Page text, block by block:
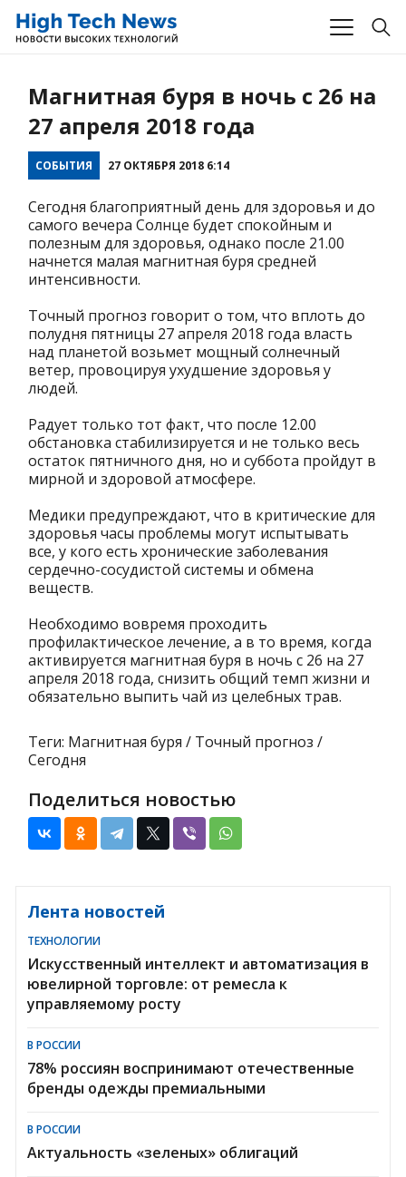
Магнитная буря в ночь с 26 на
27 апреля 2018 года
СОБЫТИЯ 27 ОКТЯБРЯ 2018 6:14
Сегодня благоприятный день для здоровья и до
самого вечера Солнце будет спокойным и
полезным для здоровья, однако после 21.00
начнется малая магнитная буря средней
интенсивности.
Точный прогноз говорит о том, что вплоть до
полудня пятницы 27 апреля 2018 года власть
над планетой возьмет мощный солнечный
ветер, провоцируя ухудшение здоровья у
людей.
Радует только тот факт, что после 12.00
обстановка стабилизируется и не только весь
остаток пятничного дня, но и суббота пройдут в
мирной и здоровой атмосфере.
Медики предупреждают, что в критические для
здоровья часы проблемы могут испытывать
все, у кого есть хронические заболевания
сердечно-сосудистой системы и обмена
веществ.
Необходимо вовремя проходить
профилактическое лечение, а в то время, когда
активируется магнитная буря в ночь с 26 на 27
апреля 2018 года, снизить общий темп жизни и
обязательно выпить чай из целебных трав.
Теги: Магнитная буря / Точный прогноз /
Сегодня
Поделиться новостью
Лента новостей
ТЕХНОЛОГИИ
Искусственный интеллект и автоматизация в
ювелирной торговле: от ремесла к
управляемому росту
В РОССИИ
78% россиян воспринимают отечественные
бренды одежды премиальными
В РОССИИ
Актуальность «зеленых» облигаций